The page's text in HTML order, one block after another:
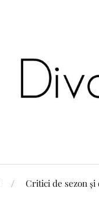
Critici de sezon și